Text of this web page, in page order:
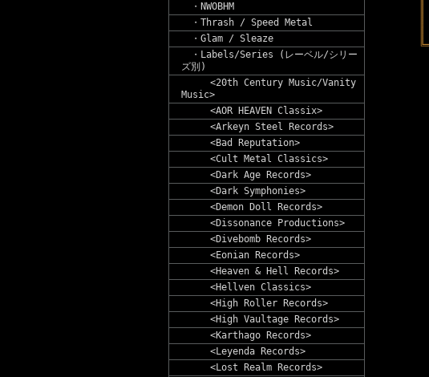
・NWOBHM
・Thrash / Speed Metal
・Glam / Sleaze
・Labels/Series (レーベル/シリー
ズ別)
<20th Century Music/Vanity
Music>
<AOR HEAVEN Classix>
<Arkeyn Steel Records>
<Bad Reputation>
<Cult Metal Classics>
<Dark Age Records>
<Dark Symphonies>
<Demon Doll Records>
<Dissonance Productions>
<Divebomb Records>
<Eonian Records>
<Heaven & Hell Records>
<Hellven Classics>
<High Roller Records>
<High Vaultage Records>
<Karthago Records>
<Leyenda Records>
<Lost Realm Records>